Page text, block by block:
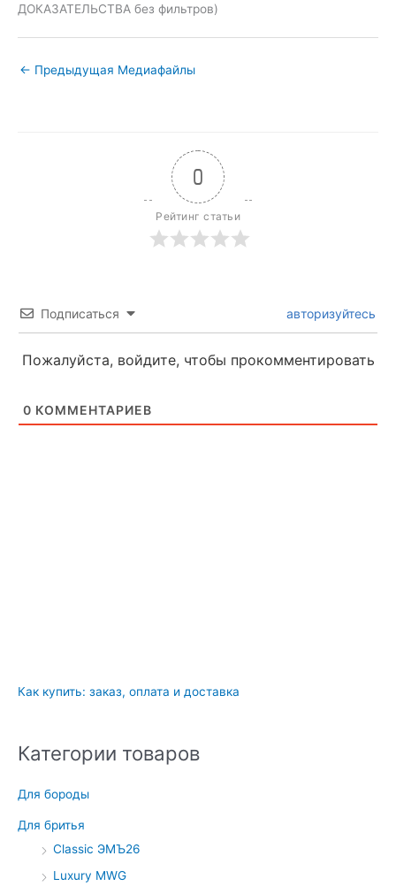
ДОКАЗАТЕЛЬСТВА без фильтров)
← Предыдущая Медиафайлы
0
Рейтинг статьи
Подписаться авторизуйтесь
Пожалуйста, войдите, чтобы прокомментировать
0 КОММЕНТАРИЕВ
Как купить: заказ, оплата и доставка
Категории товаров
Для бороды
Для бритья
Classic ЭМЪ26
Luxury MWG